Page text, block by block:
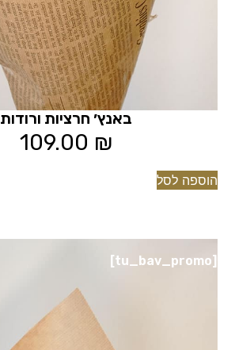
באנץ׳ חרציות ורודות
109.00 ₪
הוספה לסל
[tu_bav_promo]